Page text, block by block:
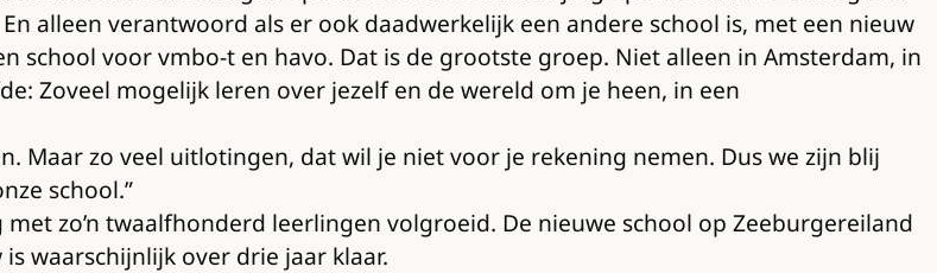
alleen verantwoord als er ook daadwerkelijk een andere school is, met een nieuw
school voor vmbo-t en havo. Dat is de grootste groep. Niet alleen in Amsterdam, in
Zoveel mogelijk leren over jezelf en de wereld om je heen, in een
Maar zo veel uitlotingen, dat wil je niet voor je rekening nemen. Dus we zijn blij
school.”
zo’n twaalfhonderd leerlingen volgroeid. De nieuwe school op Zeeburgereiland
waarschijnlijk over drie jaar klaar.